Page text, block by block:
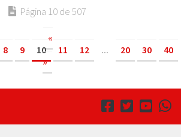
Página 10 de 507
«
8 9 10 11 12 ... 20 30
40
»